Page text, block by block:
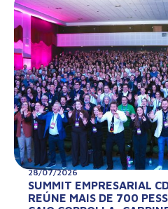
28/07/2026
SUMMIT EMPRESARIAL
REÚNE MAIS DE 700